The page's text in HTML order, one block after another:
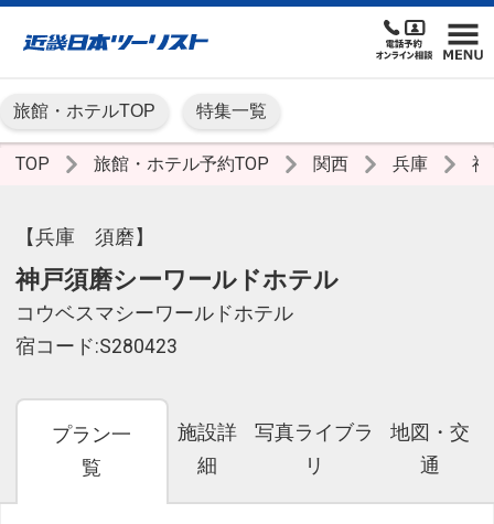
旅館・ホテルTOP 特集一覧
TOP 旅館・ホテル予約TOP 関西 兵庫
【兵庫 須磨】
神戸須磨シーワールドホテル
コウベスマシーワールドホテル
宿コード:S280423
プラン一
覧
施設詳
細
写真ライブラ
リ
地図・交
通